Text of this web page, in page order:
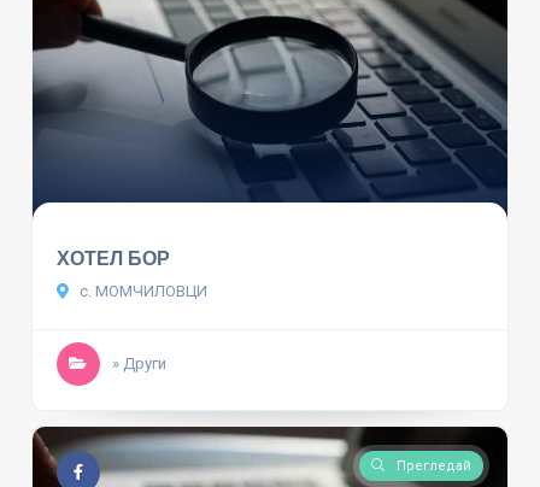
ХОТЕЛ БОР
с. МОМЧИЛОВЦИ
» Други
Прегледай